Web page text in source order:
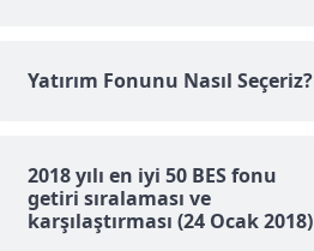
Yatırım Fonunu Nasıl Seçeriz?
2018 yılı en iyi 50 BES fonu
getiri sıralaması ve
karşılaştırması (24 Ocak 2018)